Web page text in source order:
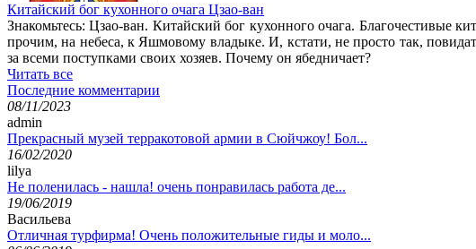
Китайский бог кухонного очага Цзао-ван
Знакомьтесь: Цзао-ван. Китайский бог кухонного очага. Благочестивые
прочим, на небеса, к Яшмовому владыке. И, кстати, не просто так,
за всеми поступками своих хозяев. Почему он ябедничает?
Читать все
Последние комментарии
08/11/2023
admin
Прекрасный музей терракотовой армии в Сюйчжоу! Бол...
16/02/2020
lilya
Не поленилась - нашла! очень понравилась работа де...
19/06/2019
Васильева
Отличная турфирма! Очень положительные гиды и моло...